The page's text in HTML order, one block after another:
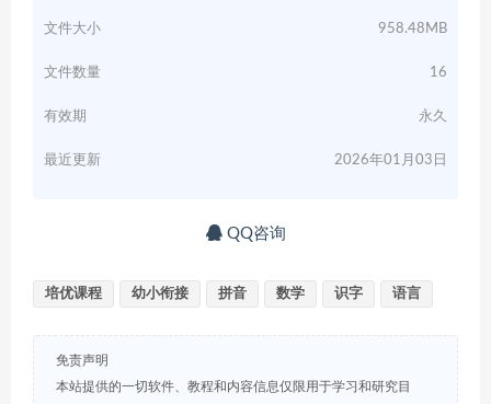
文件大小 958.48MB
文件数量 16
有效期 永久
最近更新 2026年01月03日
QQ咨询
培优课程 幼小衔接 拼音 数学 识字 语言
免责声明
本站提供的一切软件、教程和内容信息仅限用于学习和研究目